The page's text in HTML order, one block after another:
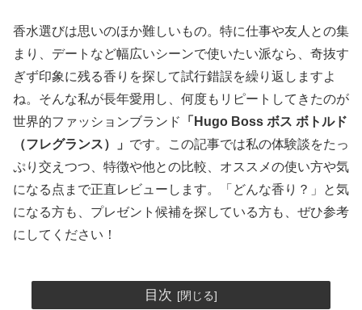
香水選びは思いのほか難しいもの。特に仕事や友人との集
まり、デートなど幅広いシーンで使いたい派なら、奇抜す
ぎず印象に残る香りを探して試行錯誤を繰り返しますよ
ね。そんな私が長年愛用し、何度もリピートしてきたのが
世界的ファッションブランド
「Hugo Boss ボス ボトルド
（フレグランス）」 です。この記事では私の体験談をたっ
ぷり交えつつ、特徴や他との比較、オススメの使い方や気
になる点まで正直レビューします。「どんな香り？」と気
になる方も、プレゼント候補を探している方も、ぜひ参考
にしてください！
目次